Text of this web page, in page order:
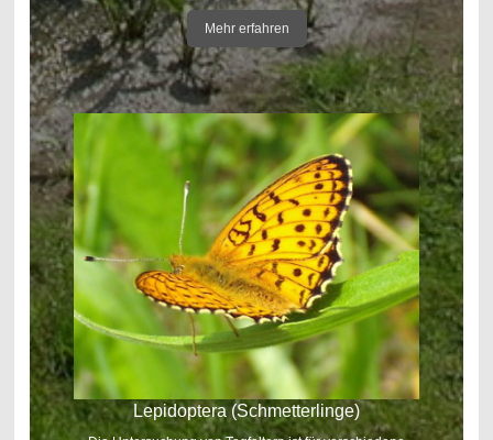
Mehr erfahren
Lepidoptera (Schmetterlinge)